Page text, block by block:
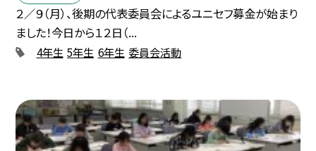
２／９（月）、後期の代表委員会によるユニセフ募金が始まり
ました！今日から１２日（...
4年生 5年生 6年生 委員会活動